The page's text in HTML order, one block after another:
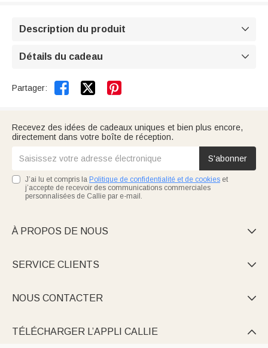
Description du produit 
Détails du cadeau 
Partager:  
Recevez des idées de cadeaux uniques et bien plus encore,
directement dans votre boîte de réception.
S'abonner
J’ai lu et compris la Politique de confidentialité et de cookies et
j’accepte de recevoir des communications commerciales
personnalisées de Callie par e-mail.
À PROPOS DE NOUS 
SERVICE CLIENTS 
NOUS CONTACTER 
TÉLÉCHARGER L’APPLI CALLIE 